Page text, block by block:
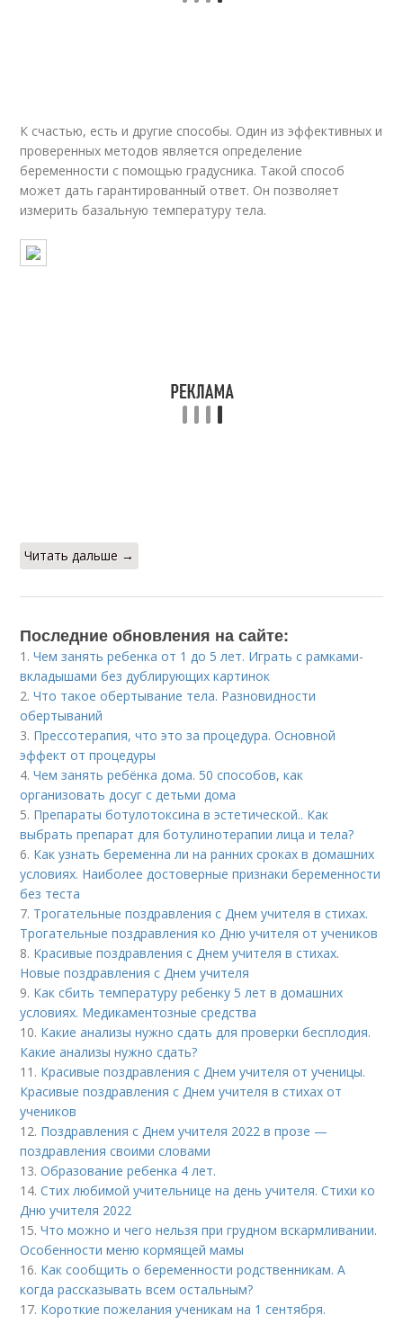
К счастью, есть и другие способы. Один из эффективных и
проверенных методов является определение
беременности с помощью градусника. Такой способ
может дать гарантированный ответ. Он позволяет
измерить базальную температуру тела.
Читать дальше →
Последние обновления на сайте:
1.Чем занять ребенка от 1 до 5 лет. Играть с рамками-
вкладышами без дублирующих картинок
2.Что такое обертывание тела. Разновидности
обертываний
3. Прессотерапия, что это за процедура. Основной
эффект от процедуры
4.Чем занять ребёнка дома. 50 способов, как
организовать досуг с детьми дома
5. Препараты ботулотоксина в эстетической.. Как
выбрать препарат для ботулинотерапии лица и тела?
6. Как узнать беременна ли на ранних сроках в домашних
условиях. Наиболее достоверные признаки беременности
без теста
7. Трогательные поздравления с Днем учителя в стихах.
Трогательные поздравления ко Дню учителя от учеников
8. Красивые поздравления с Днем учителя в стихах.
Новые поздравления с Днем учителя
9. Как сбить температуру ребенку 5 лет в домашних
условиях. Медикаментозные средства
10. Какие анализы нужно сдать для проверки бесплодия.
Какие анализы нужно сдать?
11. Красивые поздравления с Днем учителя от ученицы.
Красивые поздравления с Днем учителя в стихах от
учеников
12. Поздравления с Днем учителя 2022 в прозе —
поздравления своими словами
13.Образование ребенка 4 лет.
14.Стих любимой учительнице на день учителя. Стихи ко
Дню учителя 2022
15.Что можно и чего нельзя при грудном вскармливании.
Особенности меню кормящей мамы
16. Как сообщить о беременности родственникам. А
когда рассказывать всем остальным?
17. Короткие пожелания ученикам на 1 сентября.